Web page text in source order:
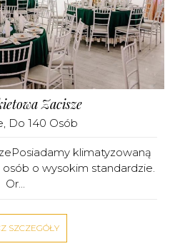
Zacisze
, Do 140 Osób
klimatyzowaną
o wysokim standardzie.
Or...
SZCZEGÓŁY